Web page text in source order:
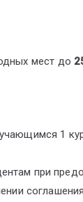
мест до
1
при